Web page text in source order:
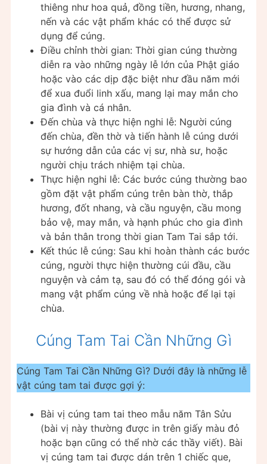
thiêng như hoa quả, đồng tiền, hương, nhang,
nến và các vật phẩm khác có thể được sử
dụng để cúng.
Điều chỉnh thời gian: Thời gian cúng thường
diễn ra vào những ngày lễ lớn của Phật giáo
hoặc vào các dịp đặc biệt như đầu năm mới
để xua đuổi linh xấu, mang lại may mắn cho
gia đình và cá nhân.
Đến chùa và thực hiện nghi lễ: Người cúng
đến chùa, đền thờ và tiến hành lễ cúng dưới
sự hướng dẫn của các vị sư, nhà sư, hoặc
người chịu trách nhiệm tại chùa.
Thực hiện nghi lễ: Các bước cúng thường bao
gồm đặt vật phẩm cúng trên bàn thờ, thắp
hương, đốt nhang, và cầu nguyện, cầu mong
bảo vệ, may mắn, và hạnh phúc cho gia đình
và bản thân trong thời gian Tam Tai sắp tới.
Kết thúc lễ cúng: Sau khi hoàn thành các bước
cúng, người thực hiện thường cúi đầu, cầu
nguyện và cảm tạ, sau đó có thể đóng gói và
mang vật phẩm cúng về nhà hoặc để lại tại
chùa.
Cúng Tam Tai Cần Những Gì
Cúng Tam Tai Cần Những Gì? Dưới đây là những lễ
vật cúng tam tai được gợi ý:
Bài vị cúng tam tai theo mẫu năm Tân Sửu
(bài vị này thường được in trên giấy màu đỏ
hoặc bạn cũng có thể nhờ các thầy viết). Bài
vị cúng tam tai được dán trên 1 chiếc que,